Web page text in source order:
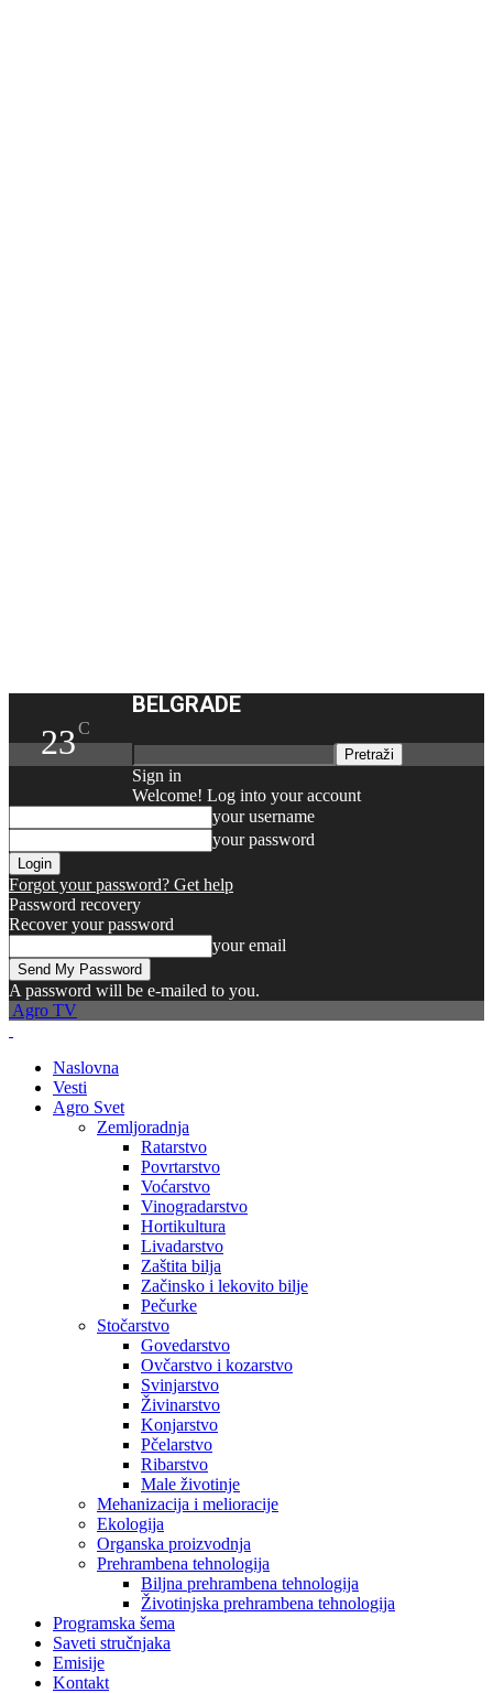
23C
BELGRADE
Sign in
Welcome! Log into your account
your username
your password
Forgot your password? Get help
Password recovery
Recover your password
your email
A password will be e-mailed to you.
Agro TV
Naslovna
Vesti
Agro Svet
Zemljoradnja
Ratarstvo
Povrtarstvo
Voćarstvo
Vinogradarstvo
Hortikultura
Livadarstvo
Zaštita bilja
Začinsko i lekovito bilje
Pečurke
Stočarstvo
Govedarstvo
Ovčarstvo i kozarstvo
Svinjarstvo
Živinarstvo
Konjarstvo
Pčelarstvo
Ribarstvo
Male životinje
Mehanizacija i melioracije
Ekologija
Organska proizvodnja
Prehrambena tehnologija
Biljna prehrambena tehnologija
Životinjska prehrambena tehnologija
Programska šema
Saveti stručnjaka
Emisije
Kontakt